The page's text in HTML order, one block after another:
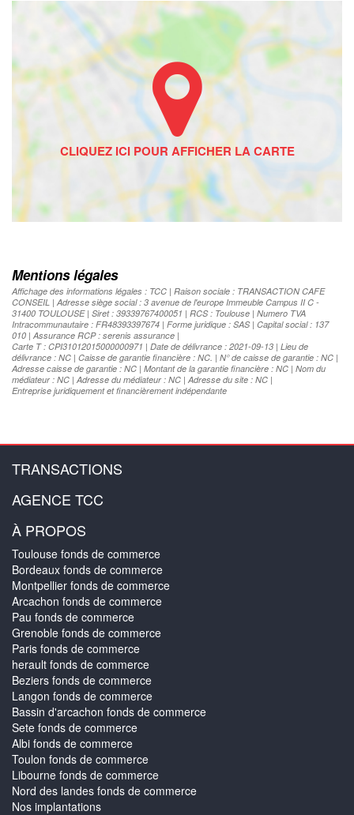
Mentions légales
Affichage des informations légales : TCC | Raison sociale : TRANSACTION CAFE
CONSEIL | Adresse siège social : 3 avenue de l'europe Immeuble Campus II C -
31400 TOULOUSE | Siret : 39339767400051 | RCS : Toulouse | Numero TVA
Intracommunautaire : FR48393397674 | Forme juridique : SAS | Capital social : 137
010 | Assurance RCP : serenis assurance |
Carte T : CPI31012015000000971 | Date de délivrance : 2021-09-13 | Lieu de
délivrance : NC | Caisse de garantie financière : NC. | N° de caisse de garantie : NC |
Adresse caisse de garantie : NC | Montant de la garantie financière : NC | Nom du
médiateur : NC | Adresse du médiateur : NC | Adresse du site : NC |
Entreprise juridiquement et financièrement indépendante
TRANSACTIONS
AGENCE TCC
À PROPOS
Toulouse fonds de commerce
Bordeaux fonds de commerce
Montpellier fonds de commerce
Arcachon fonds de commerce
Pau fonds de commerce
Grenoble fonds de commerce
Paris fonds de commerce
herault fonds de commerce
Beziers fonds de commerce
Langon fonds de commerce
Bassin d'arcachon fonds de commerce
Sete fonds de commerce
Albi fonds de commerce
Toulon fonds de commerce
Libourne fonds de commerce
Nord des landes fonds de commerce
Nos implantations